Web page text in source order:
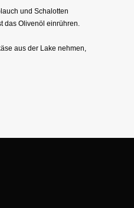
und Schalotten
das Olivenöl einrühren.
aus der Lake nehmen,